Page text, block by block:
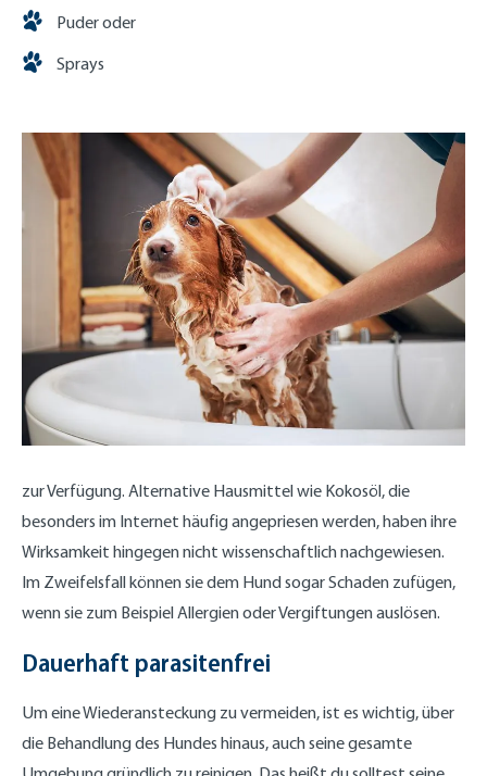
Puder oder
Sprays
zur Verfügung. Alternative Hausmittel wie Kokosöl, die
besonders im Internet häufig angepriesen werden, haben ihre
Wirksamkeit hingegen nicht wissenschaftlich nachgewiesen.
Im Zweifelsfall können sie dem Hund sogar Schaden zufügen,
wenn sie zum Beispiel Allergien oder Vergiftungen auslösen.
Dauerhaft parasitenfrei
Um eine Wiederansteckung zu vermeiden, ist es wichtig, über
die Behandlung des Hundes hinaus, auch seine gesamte